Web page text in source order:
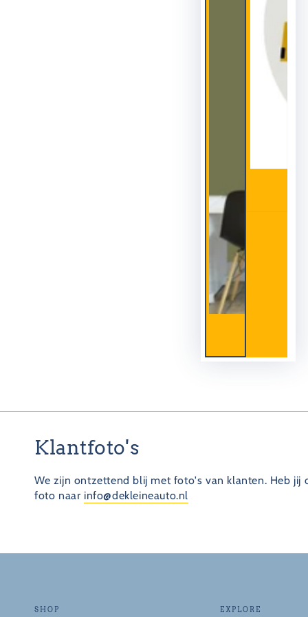
Klantfoto's
We zijn ontzettend blij met foto's van klanten. Heb jij
foto naar info@dekleineauto.nl
SHOP EXPLORE